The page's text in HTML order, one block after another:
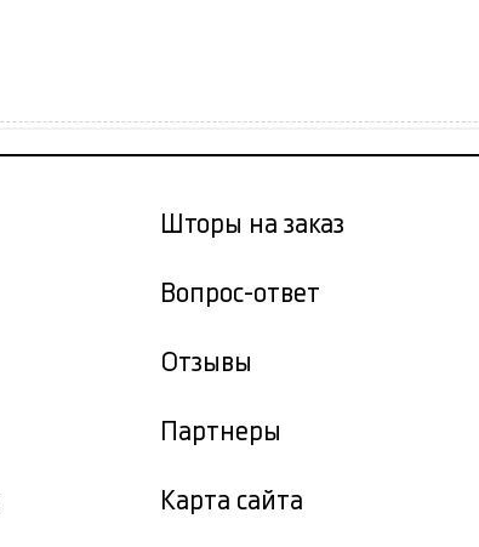
Шторы на заказ
Вопрос-ответ
Отзывы
Партнеры
Карта сайта